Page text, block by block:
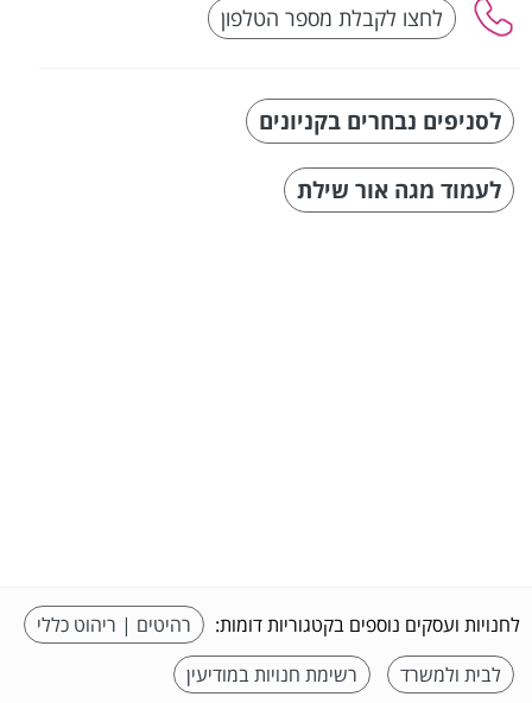
לסניפים נבחרים בקניונים
לעמוד מגה אור שילת
לחנויות ועסקים נוספים בקטגוריות דומות:
רהיטים | ריהוט כללי
לבית ולמשרד
רשימת חנויות במודיעין